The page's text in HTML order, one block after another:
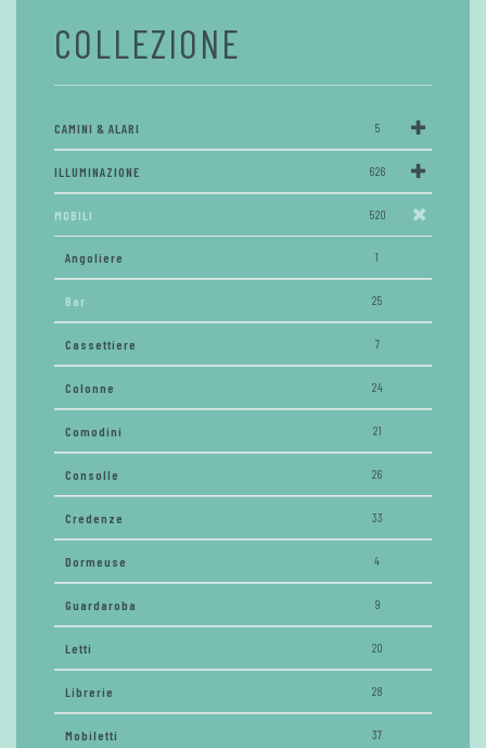
COLLEZIONE
CAMINI & ALARI 5
ILLUMINAZIONE 626
MOBILI 520
Angoliere 1
Bar 25
Cassettiere 7
Colonne 24
Comodini 21
Consolle 26
Credenze 33
Dormeuse 4
Guardaroba 9
Letti 20
Librerie 28
Mobiletti 37